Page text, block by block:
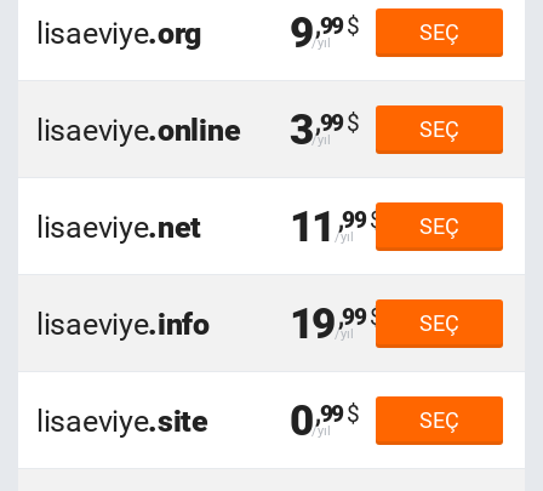
lisaeviye.org 9,99 SEÇ
lisaeviye.online 3,99 SEÇ
lisaeviye.net 11 ,99 SEÇ
lisaeviye.info 19,99 SEÇ
lisaeviye.site 0,99 SEÇ